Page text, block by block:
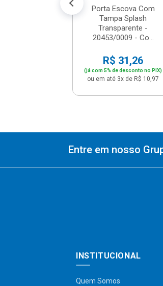
Porta Escova Com
Tampa Splash
Transparente -
20453/0009 - Co...
R$ 31,26
(já com 5% de desconto no PIX)
ou em até 3x de R$ 10,97
Entre em nosso
INSTITUCIONAL
Quem Somos